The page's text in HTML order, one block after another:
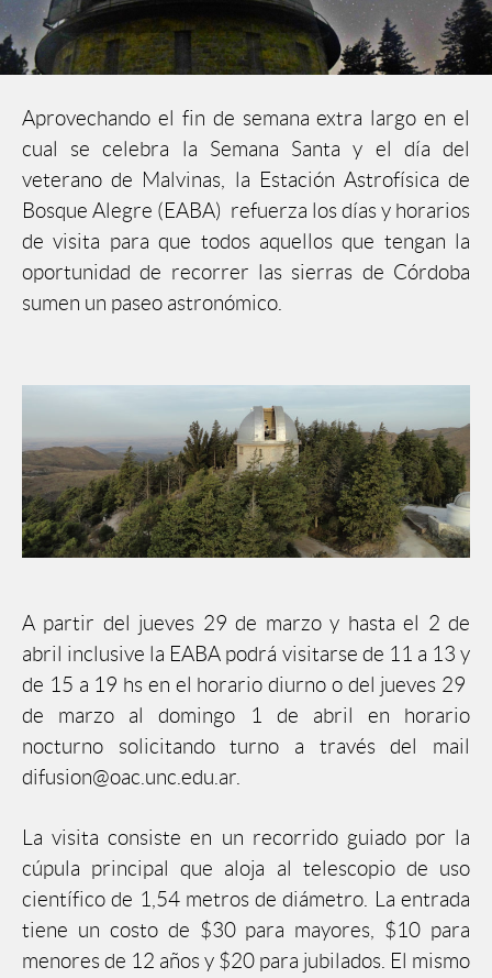
Aprovechando el fin de semana extra largo en el
cual se celebra la Semana Santa y el día del
veterano de Malvinas, la Estación Astrofísica de
Bosque Alegre (EABA) refuerza los días y horarios
de visita para que todos aquellos que tengan la
oportunidad de recorrer las sierras de Córdoba
sumen un paseo astronómico.
A partir del jueves 29 de marzo y hasta el 2 de
abril inclusive la EABA podrá visitarse de 11 a 13 y
de 15 a 19 hs en el horario diurno o del jueves 29
de marzo al domingo 1 de abril en horario
nocturno solicitando turno a través del mail
difusion@oac.unc.edu.ar.
La visita consiste en un recorrido guiado por la
cúpula principal que aloja al telescopio de uso
científico de 1,54 metros de diámetro. La entrada
tiene un costo de $30 para mayores, $10 para
menores de 12 años y $20 para jubilados. El mismo